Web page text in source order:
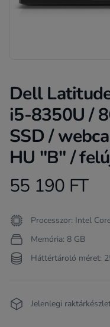
Dell
i5-8350U /
SSD /
HU "B" /
Product information
55 190 FT
Termékleírás
Processzor: Intel
Memória: 8 GB
Háttértároló méret:
Jelenlegi